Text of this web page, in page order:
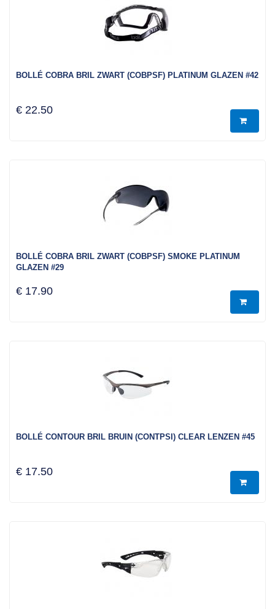
BOLLÉ COBRA BRIL ZWART (COBPSF) PLATINUM GLAZEN #42
€ 22.50
BOLLÉ COBRA BRIL ZWART (COBPSF) SMOKE PLATINUM
GLAZEN #29
€ 17.90
BOLLÉ CONTOUR BRIL BRUIN (CONTPSI) CLEAR LENZEN #45
€ 17.50